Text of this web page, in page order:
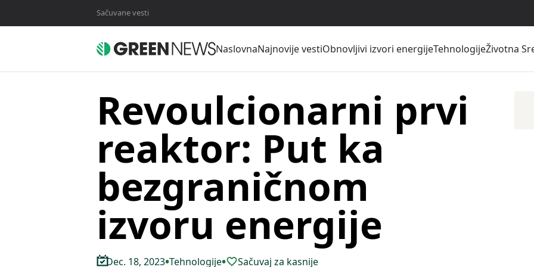
Sačuvane vesti
NaslovnaNajnovije vestiObnovljivi izvori energijeTehnologijeŽivotna
Revoulcionarni prvi
reaktor: Put ka
bezgraničnom
izvoru energije
Dec. 18, 2023•Tehnologije• Sačuvaj za kasnije